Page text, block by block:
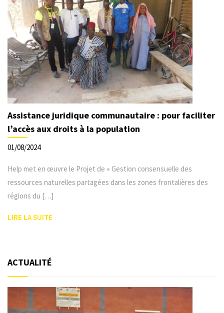
Assistance juridique communautaire : pour faciliter
l’accès aux droits à la population
01/08/2024
Help met en œuvre le Projet de « Gestion consensuelle des
ressources naturelles partagées dans les zones frontalières des
régions du […]
LIRE LA SUITE
ACTUALITÉ